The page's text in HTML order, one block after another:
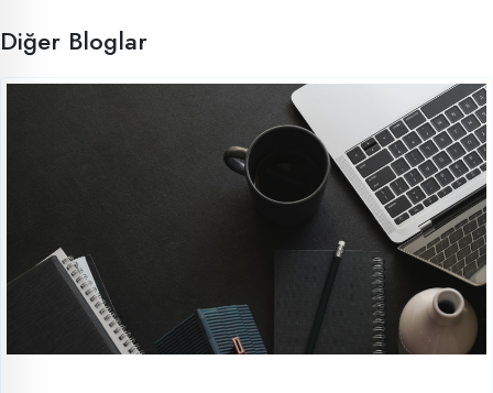
Diğer Bloglar